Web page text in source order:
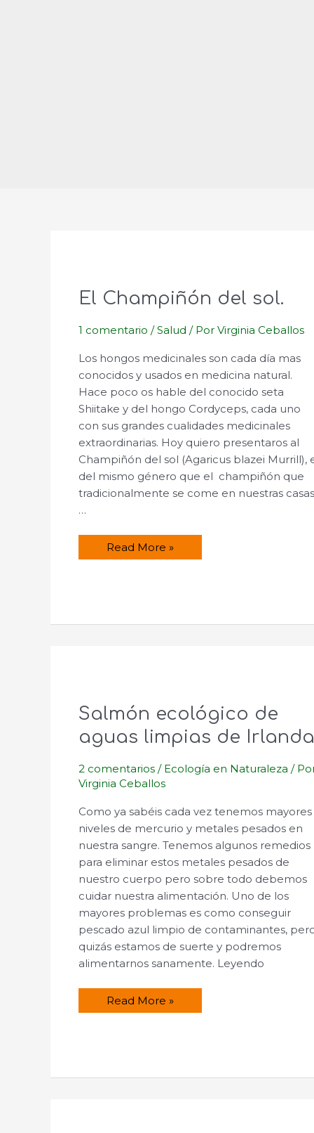
El Champiñón del sol.
1 comentario /Salud / PorVirginia Ceballos
Los hongos medicinales son cada día mas
conocidos y usados en medicina natural.
Hace poco os hable del conocido seta
Shiitake y del hongo Cordyceps, cada uno
con sus grandes cualidades medicinales
extraordinarias. Hoy quiero presentaros al
Champiñón del sol (Agaricus blazei Murrill),
del mismo género que el champiñón que
tradicionalmente se come en nuestras
…
El
Champiñón
Read More »
Salmón ecológico de
aguas limpias de
2 comentarios / Ecología en Naturaleza /
Virginia Ceballos
Como ya sabéis cada vez tenemos mayores
niveles de mercurio y metales pesados en
nuestra sangre. Tenemos algunos remedios
para eliminar estos metales pesados de
nuestro cuerpo pero sobre todo debemos
cuidar nuestra alimentación. Uno de los
mayores problemas es como conseguir
pescado azul limpio de contaminantes,
quizás estamos de suerte y podremos
alimentarnos sanamente. Leyendo
Salmón
ecológico
Read More »